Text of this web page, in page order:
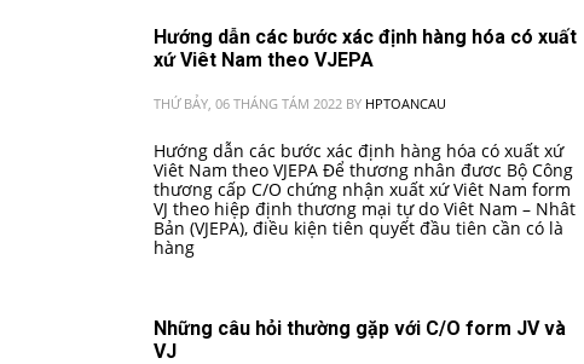
Hướng dẫn các bước xác định hàng hóa có xuất
xứ Viêt Nam theo VJEPA
THỨ BẢY, 06 THÁNG TÁM 2022 BY HPTOANCAU
Hướng dẫn các bước xác định hàng hóa có xuất xứ
Viêt Nam theo VJEPA Để thương nhân đươc Bộ Công
thương cấp C/O chứng nhận xuất xứ Viêt Nam form
VJ theo hiệp định thương mại tự do Viêt Nam – Nhât
Bản (VJEPA), điều kiện tiên quyết đầu tiên cần có là
hàng
Những câu hỏi thường gặp với C/O form JV và
VJ